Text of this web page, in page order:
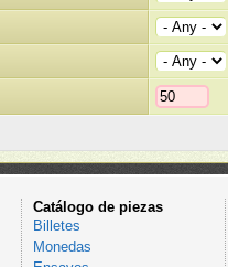
Catálogo de piezas
Billetes
Monedas